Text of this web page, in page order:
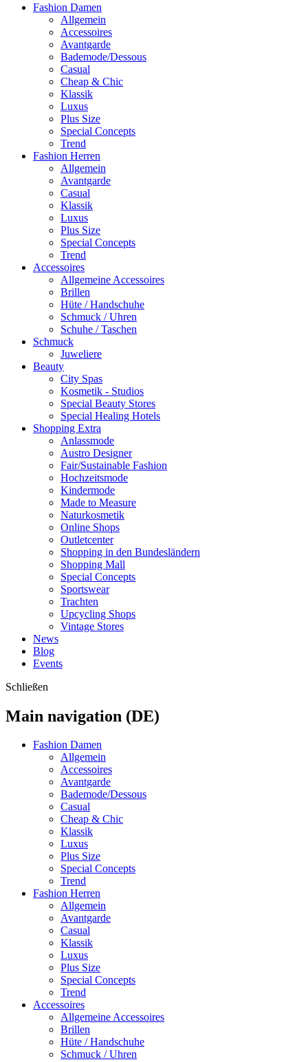
Fashion Damen
Allgemein
Accessoires
Avantgarde
Bademode/Dessous
Casual
Cheap & Chic
Klassik
Luxus
Plus Size
Special Concepts
Trend
Fashion Herren
Allgemein
Avantgarde
Casual
Klassik
Luxus
Plus Size
Special Concepts
Trend
Accessoires
Allgemeine Accessoires
Brillen
Hüte / Handschuhe
Schmuck / Uhren
Schuhe / Taschen
Schmuck
Juweliere
Beauty
City Spas
Kosmetik - Studios
Special Beauty Stores
Special Healing Hotels
Shopping Extra
Anlassmode
Austro Designer
Fair/Sustainable Fashion
Hochzeitsmode
Kindermode
Made to Measure
Naturkosmetik
Online Shops
Outletcenter
Shopping in den Bundesländern
Shopping Mall
Special Concepts
Sportswear
Trachten
Upcycling Shops
Vintage Stores
News
Blog
Events
Schließen
Main navigation (DE)
Fashion Damen
Allgemein
Accessoires
Avantgarde
Bademode/Dessous
Casual
Cheap & Chic
Klassik
Luxus
Plus Size
Special Concepts
Trend
Fashion Herren
Allgemein
Avantgarde
Casual
Klassik
Luxus
Plus Size
Special Concepts
Trend
Accessoires
Allgemeine Accessoires
Brillen
Hüte / Handschuhe
Schmuck / Uhren